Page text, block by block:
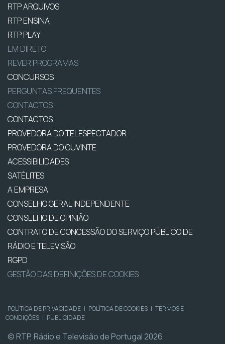
RTP ARQUIVOS
RTP ENSINA
RTP PLAY
EM DIRETO
REVER PROGRAMAS
CONCURSOS
PERGUNTAS FREQUENTES
CONTACTOS
CONTACTOS
PROVEDORA DO TELESPECTADOR
PROVEDORA DO OUVINTE
ACESSIBILIDADES
SATÉLITES
A EMPRESA
CONSELHO GERAL INDEPENDENTE
CONSELHO DE OPINIÃO
CONTRATO DE CONCESSÃO DO SERVIÇO PÚBLICO DE
RÁDIO E TELEVISÃO
RGPD
GESTÃO DAS DEFINIÇÕES DE COOKIES
POLÍTICA DE PRIVACIDADE | POLÍTICA DE COOKIES | TERMOS E
CONDIÇÕES | PUBLICIDADE
© RTP, Rádio e Televisão de Portugal 2026